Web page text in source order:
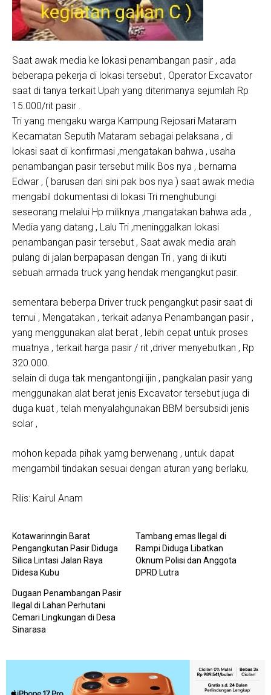
Saat awak media ke lokasi penambangan pasir , ada
beberapa pekerja di lokasi tersebut , Operator Excavator
saat di tanya terkait Upah yang diterimanya sejumlah Rp
15.000/rit pasir .
Tri yang mengaku warga Kampung Rejosari Mataram
Kecamatan Seputih Mataram sebagai pelaksana , di
lokasi saat di konfirmasi ,mengatakan bahwa , usaha
penambangan pasir tersebut milik Bos nya , bernama
Edwar , ( barusan dari sini pak bos nya ) saat awak media
mengabil dokumentasi di lokasi Tri menghubungi
seseorang melalui Hp miliknya ,mangatakan bahwa ada ,
Media yang datang , Lalu Tri ,meninggalkan lokasi
penambangan pasir tersebut , Saat awak media arah
pulang di jalan berpapasan dengan Tri , yang di ikuti
sebuah armada truck yang hendak mengangkut pasir.
sementara beberpa Driver truck pengangkut pasir saat di
temui , Mengatakan , terkait adanya Penambangan pasir ,
yang menggunakan alat berat , lebih cepat untuk proses
muatnya , terkait harga pasir / rit ,driver menyebutkan , Rp
320.000.
selain di duga tak mengantongi ijin , pangkalan pasir yang
menggunakan alat berat jenis Excavator tersebut juga di
duga kuat , telah menyalahgunakan BBM bersubsidi jenis
solar ,
mohon kepada pihak yamg berwenang , untuk dapat
mengambil tindakan sesuai dengan aturan yang berlaku,
Rilis: Kairul Anam
Kotawarinngin Barat
Pengangkutan Pasir Diduga
Silica Lintasi Jalan Raya
Didesa Kubu
Tambang emas Ilegal di
Rampi Diduga Libatkan
Oknum Polisi dan Anggota
DPRD Lutra
Dugaan Penambangan Pasir
Ilegal di Lahan Perhutani
Cemari Lingkungan di Desa
Sinarasa